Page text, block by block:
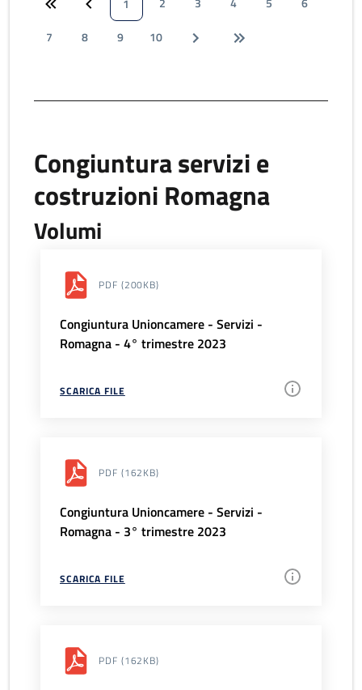
1
7
8 9 10
Congiuntura servizi e
costruzioni Romagna
Volumi
PDF (200KB)
Congiuntura Unioncamere - Servizi -
Romagna - 4° trimestre 2023
SCARICA FILE
PDF (162KB)
Congiuntura Unioncamere - Servizi -
Romagna - 3° trimestre 2023
SCARICA FILE
PDF (162KB)